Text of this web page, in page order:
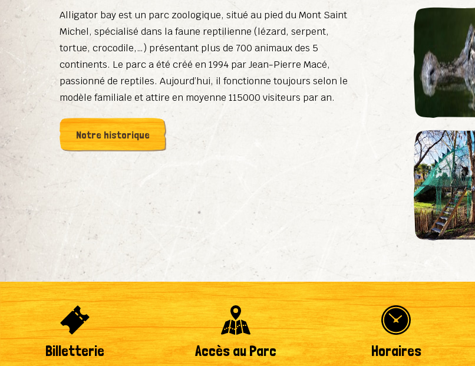
Alligator bay est un parc zoologique, situé au pied du Mont Saint
Michel, spécialisé dans la faune reptilienne (lézard, serpent,
tortue, crocodile,…) présentant plus de 700 animaux des 5
continents. Le parc a été créé en 1994 par Jean-Pierre Macé,
passionné de reptiles. Aujourd’hui, il fonctionne toujours selon le
modèle familiale et attire en moyenne 115000 visiteurs par an.
Notre historique
Billetterie Accès au Parc Horaires